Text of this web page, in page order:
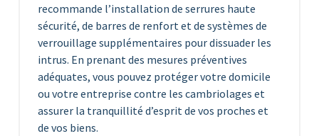
recommande l’installation de serrures haute
sécurité, de barres de renfort et de systèmes de
verrouillage supplémentaires pour dissuader les
intrus. En prenant des mesures préventives
adéquates, vous pouvez protéger votre domicile
ou votre entreprise contre les cambriolages et
assurer la tranquillité d’esprit de vos proches et
de vos biens.